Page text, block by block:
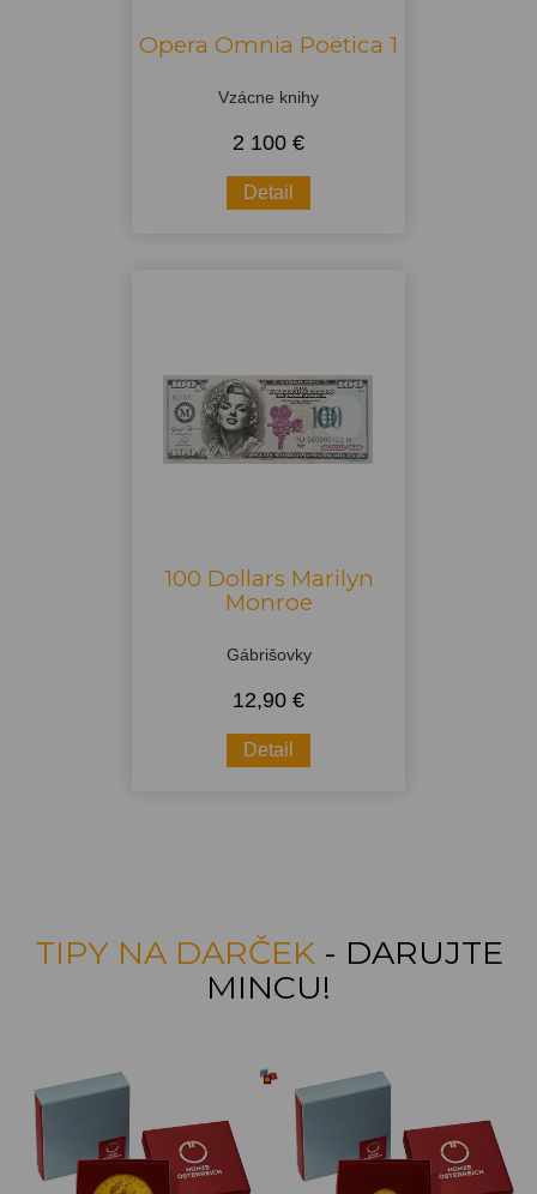
Opera Omnia Poëtica 1
Vzácne knihy
2 100 €
Detail
100 Dollars Marilyn
Monroe
Gábrišovky
12,90 €
Detail
TIPY NA DARČEK- DARUJTE
MINCU!